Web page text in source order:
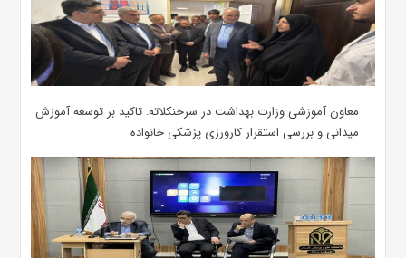
معاون آموزشی وزارت بهداشت در سرخنکلاته: تاکید بر توسعه آموزش
میدانی و بررسی استقرار کارورزی پزشکی ‌خانواده